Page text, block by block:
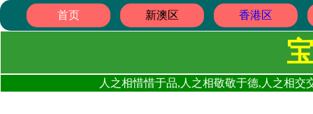
首页 新澳区 香港区
人之相惜惜于品,人之相敬敬于德,人之相